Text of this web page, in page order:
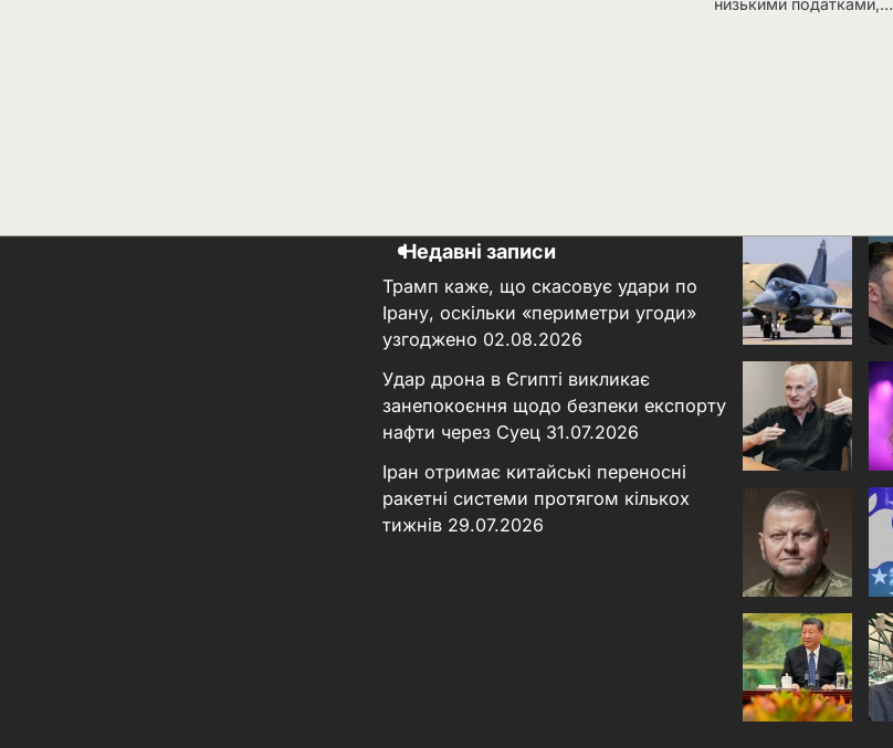
Недавні записи
Трамп каже, що скасовує удари по
Ірану, оскільки «периметри угоди»
узгоджено 02.08.2026
Удар дрона в Єгипті викликає
занепокоєння щодо безпеки експорту
нафти через Суец 31.07.2026
Іран отримає китайські переносні
ракетні системи протягом кількох
тижнів 29.07.2026